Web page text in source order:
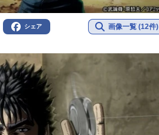
シェア 画像一覧 (12件)